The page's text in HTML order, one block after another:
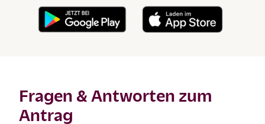
Fragen & Antworten zum
Antrag